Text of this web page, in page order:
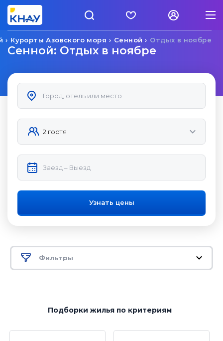
Отдых в ноябре
Сенной
Курорты Азовского моря
Сенной: Отдых в ноябре
Узнать цены
Фильтры
Подборки жильяпо критериям